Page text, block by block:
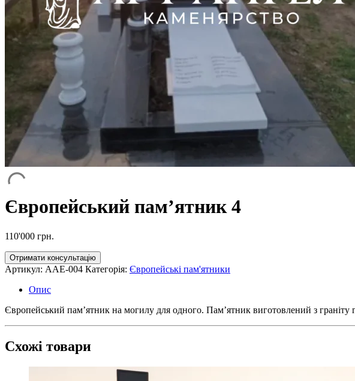
Європейський пам’ятник 4
110'000 грн.
Отримати консультацію
Артикул: AAE-004 Категорія: Європейські пам'ятники
Опис
Європейський пам’ятник на могилу для одного. Пам’ятник виготовлений з
Схожі товари